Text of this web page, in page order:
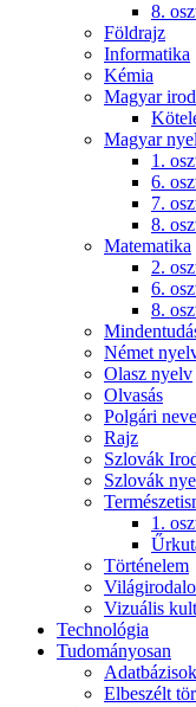
8.
Földrajz
Informatika
Kémia
Magyar
Magyar
1.
6.
7.
8.
Matematika
2.
6.
8.
Német
Olasz nyelv
Olvasás
Polgári
Rajz
Szlovák
Szlovák
1.
Történelem
Vizuális
Technológia
Tudományosan
Adatbázisok
Elbeszélt